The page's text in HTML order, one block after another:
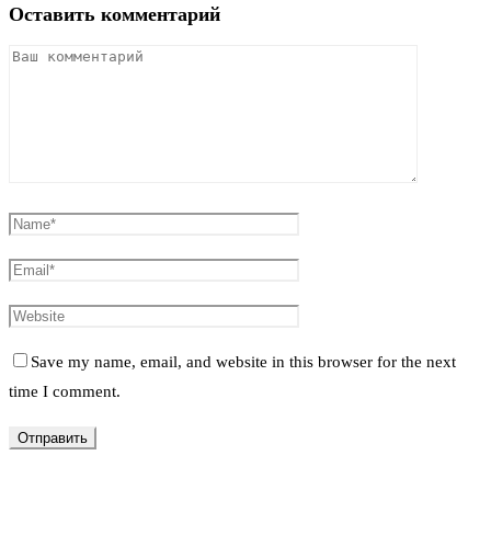
Оставить комментарий
Save my name, email, and website in this browser for the next
time I comment.